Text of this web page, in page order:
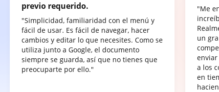
previo requerido.
"Simplicidad, familiaridad con el menú y
fácil de usar. Es fácil de navegar, hacer
cambios y editar lo que necesites. Como se
utiliza junto a Google, el documento
siempre se guarda, así que no tienes que
preocuparte por ello."
"Me
un
a los
en